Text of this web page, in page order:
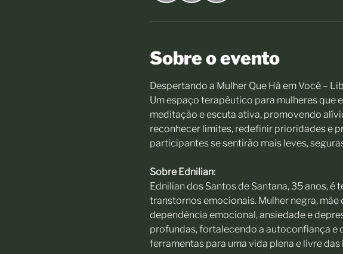
Sobre o evento
Despertando a Mulher Que Há em Você –
Um espaço terapêutico para mulheres que
meditação e escuta ativa, promovendo
reconhecer limites, redefinir prioridades e
participantes se sentirão mais leves,
Sobre Ednilian:
Ednilian dos Santos de Santana, 35 anos,
transtornos emocionais. Mulher negra, mãe
dependência emocional, ansiedade e
profundas, fortalecendo a autoconfiança e
ferramentas para uma vida plena e livre